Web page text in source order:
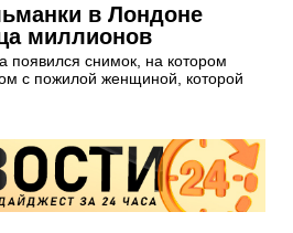
в Лондоне
миллионов
появился снимок, на котором
с пожилой женщиной, которой